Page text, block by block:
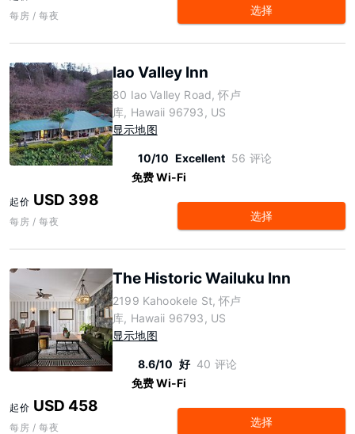
每房 / 每夜 选择
Iao Valley Inn
80 Iao Valley Road, 怀卢
库, Hawaii 96793, US
显示地图
10/10 Excellent 56 评论
免费 Wi-Fi
起价 USD 398
每房 / 每夜 选择
The Historic Wailuku Inn
2199 Kahookele St, 怀卢
库, Hawaii 96793, US
显示地图
8.6/10 好 40 评论
免费 Wi-Fi
起价 USD 458
每房 / 每夜 选择